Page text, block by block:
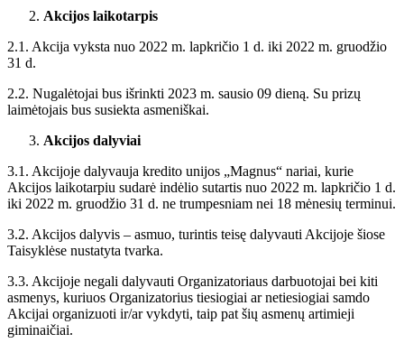
Akcijos laikotarpis
2.1. Akcija vyksta nuo 2022 m. lapkričio 1 d. iki 2022 m. gruodžio
31 d.
2.2. Nugalėtojai bus išrinkti 2023 m. sausio 09 dieną. Su prizų
laimėtojais bus susiekta asmeniškai.
Akcijos dalyviai
3.1. Akcijoje dalyvauja kredito unijos „Magnus“ nariai, kurie
Akcijos laikotarpiu sudarė indėlio sutartis nuo 2022 m. lapkričio 1 d.
iki 2022 m. gruodžio 31 d. ne trumpesniam nei 18 mėnesių terminui.
3.2. Akcijos dalyvis – asmuo, turintis teisę dalyvauti Akcijoje šiose
Taisyklėse nustatyta tvarka.
3.3. Akcijoje negali dalyvauti Organizatoriaus darbuotojai bei kiti
asmenys, kuriuos Organizatorius tiesiogiai ar netiesiogiai samdo
Akcijai organizuoti ir/ar vykdyti, taip pat šių asmenų artimieji
giminaičiai.